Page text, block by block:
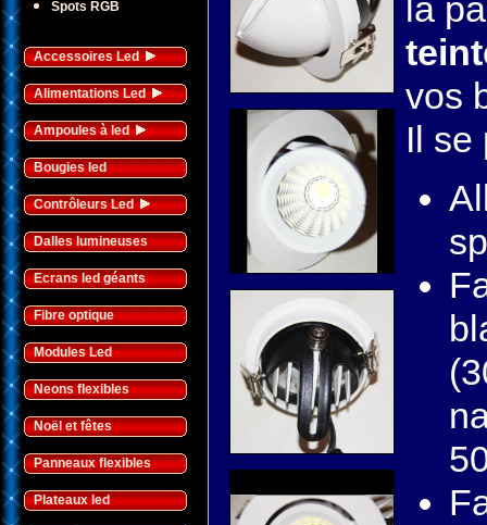
Spots RGB
Accessoires Led
Alimentations Led
Ampoules à led
Bougies led
Contrôleurs Led
Dalles lumineuses
Ecrans led géants
Fibre optique
Modules Led
Neons flexibles
Noël et fêtes
Panneaux flexibles
Plateaux led
la
vos
Il se